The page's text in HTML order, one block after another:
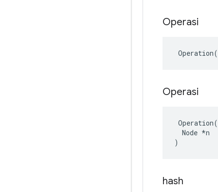
Operasi
Operasi
Operation(
  Node *n
)
hash